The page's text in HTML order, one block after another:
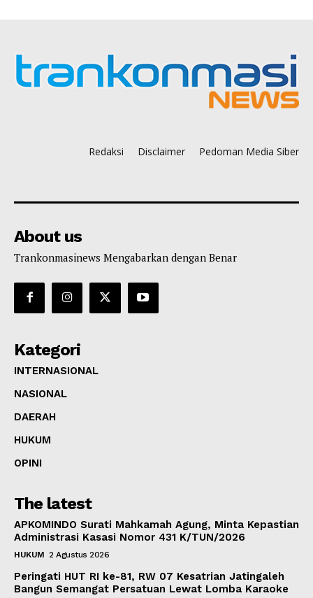
Redaksi Disclaimer Pedoman Media Siber
About us
Trankonmasinews Mengabarkan dengan Benar
Kategori
INTERNASIONAL
NASIONAL
DAERAH
HUKUM
OPINI
The latest
APKOMINDO Surati Mahkamah Agung, Minta Kepastian
Administrasi Kasasi Nomor 431 K/TUN/2026
HUKUM 2 Agustus 2026
Peringati HUT RI ke-81, RW 07 Kesatrian Jatingaleh
Bangun Semangat Persatuan Lewat Lomba Karaoke